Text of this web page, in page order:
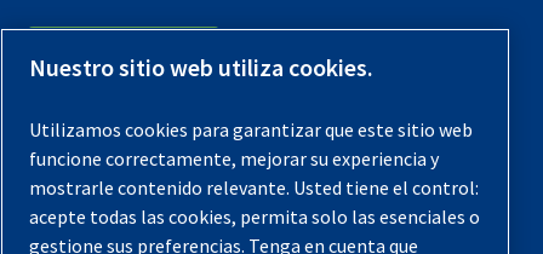
Contáctenos
Registra tu compresor
Aviso legal
Garantías
Nuestro sitio web utiliza cookies.
Utilizamos cookies para garantizar que este sitio web
funcione correctamente, mejorar su experiencia y
mostrarle contenido relevante. Usted tiene el control:
acepte todas las cookies, permita solo las esenciales o
gestione sus preferencias. Tenga en cuenta que